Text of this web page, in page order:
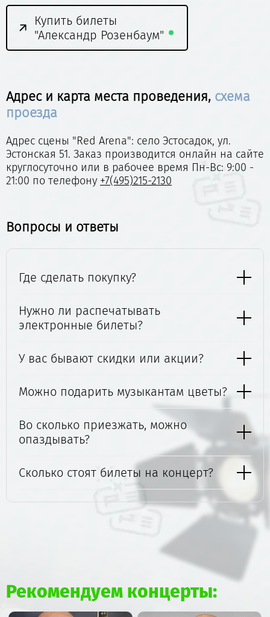
Купить билеты
"Александр Розенбаум"
Адрес и карта места проведения, схема
проезда
Адрес сцены "Red Arena": село Эстосадок, ул.
Эстонская 51. Заказ производится онлайн на сайте
круглосуточно или в рабочее время Пн-Вс: 9:00 -
21:00 по телефону +7(495)215-2130
Вопросы и ответы
Где сделать покупку?
Нужно ли распечатывать
электронные билеты?
У вас бывают скидки или акции?
Можно подарить музыкантам цветы?
Во сколько приезжать, можно
опаздывать?
Сколько стоят билеты на концерт?
Рекомендуем концерты: